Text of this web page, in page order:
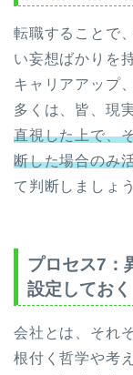
転職することで
い妄想ばかりを
キャリアアップ
多くは、皆、現実
直視した上で、
断した場合のみ
て判断しましょう
プロセス7：
設定しておく
会社とは、それ
根付く哲学や考